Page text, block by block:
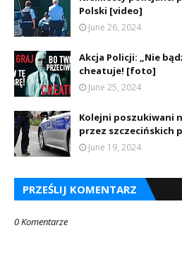
Polski [video]
June 26, 2024
Akcja Policji: „Nie
cheatuje! [foto]
June 25, 2024
Kolejni poszukiwani
przez szczecińskich
June 19, 2024
PRZEŚLIJ KOMENTARZ
0 Komentarze